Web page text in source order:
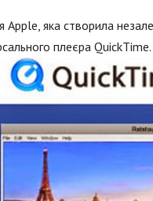
Apple, яка створила
плеєра QuickTime.